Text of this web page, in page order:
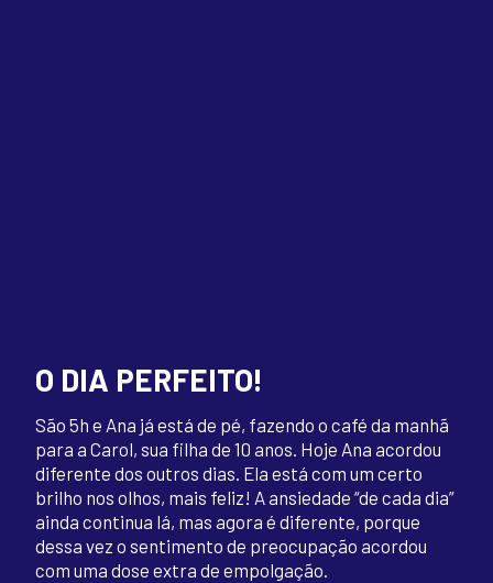
O DIA PERFEITO!
São 5h e Ana já está de pé, fazendo o café da manhã
para a Carol, sua filha de 10 anos. Hoje Ana acordou
diferente dos outros dias. Ela está com um certo
brilho nos olhos, mais feliz! A ansiedade “de cada dia”
ainda continua lá, mas agora é diferente, porque
dessa vez o sentimento de preocupação acordou
com uma dose extra de empolgação.